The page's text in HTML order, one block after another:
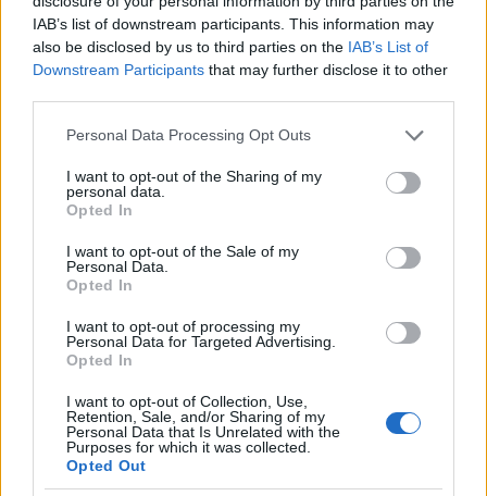
IAB’s list of downstream participants. This information may
also be disclosed by us to third parties on the IAB’s List of
Downstream Participants that may further disclose it to other
Please note that this website/app uses one or more Google
not limited to your visit or usage behaviour. You may click to
grant or deny consent to Google and its third-party tags to
use your data for below specified purposes in below Google
consent section.
Personal Data Processing Opt Outs
I want to opt-out of the Sharing of my
personal data.
Opted In
I want to opt-out of the Sale of my
Personal Data.
Opted In
I want to opt-out of processing my
Personal Data for Targeted Advertising.
Opted In
I want to opt-out of Collection, Use,
Retention, Sale, and/or Sharing of my
Personal Data that Is Unrelated with the
Purposes for which it was collected.
Opted Out
lágy, szinte észrevehetetlen rétegek kialakításával
tehetjük még izgalmasabbá.
2024 legnagyobb hajszíntrendje már
most tarol a hírességek között